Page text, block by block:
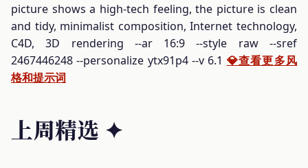
picture shows a high-tech feeling, the picture is clean
and tidy, minimalist composition, Internet technology,
C4D, 3D rendering --ar 16:9 --style raw --sref
2467446248 --personalize ytx91p4 --v 6.1 💎查看更多风
格和提示词
上周精选 ✦